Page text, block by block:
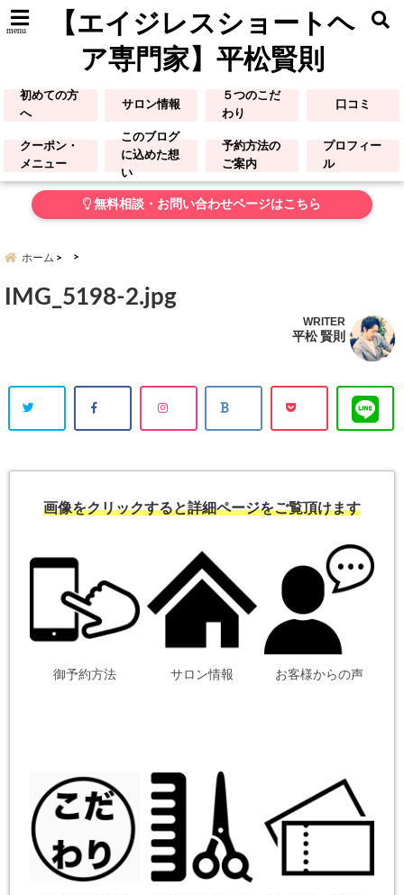
menu
【エイジレスショートヘ
ア専門家】平松賢則
初めての方
へ
サロン情報
５つのこだ
わり
口コミ
クーポン・
メニュー
このブログ
に込めた想
い
予約方法の
ご案内
プロフィー
ル
無料相談・お問い合わせページはこちら
ホーム
IMG_5198-2.jpg
WRITER
平松 賢則
画像をクリックすると詳細ページをご覧頂けます
御予約方法 サロン情報 お客様からの声